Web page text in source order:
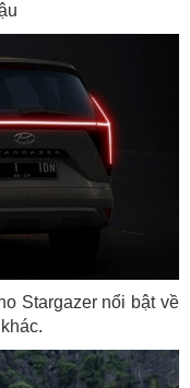
Stargazer nổi bật về